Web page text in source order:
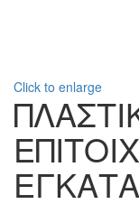
Click to enlarge